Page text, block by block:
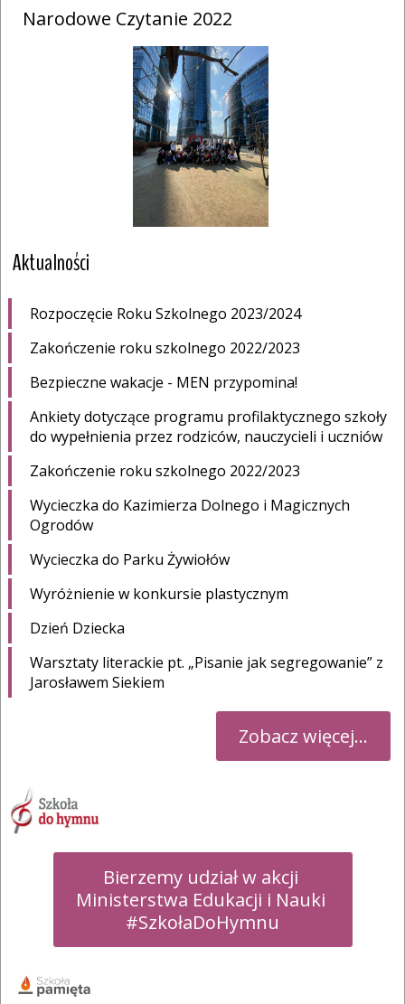
Narodowe Czytanie 2022
Aktualności
Rozpoczęcie Roku Szkolnego 2023/2024
Zakończenie roku szkolnego 2022/2023
Bezpieczne wakacje - MEN przypomina!
Ankiety dotyczące programu profilaktycznego szkoły
do wypełnienia przez rodziców, nauczycieli i uczniów
Zakończenie roku szkolnego 2022/2023
Wycieczka do Kazimierza Dolnego i Magicznych
Ogrodów
Wycieczka do Parku Żywiołów
Wyróżnienie w konkursie plastycznym
Dzień Dziecka
Warsztaty literackie pt. „Pisanie jak segregowanie” z
Jarosławem Siekiem
Zobacz więcej...
Bierzemy udział w akcji
Ministerstwa Edukacji i Nauki
#SzkołaDoHymnu